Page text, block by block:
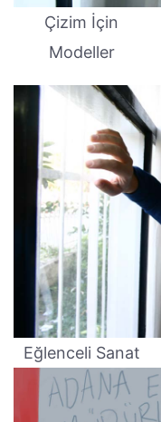
Çizim İçin
Modeller
Eğlenceli Sanat